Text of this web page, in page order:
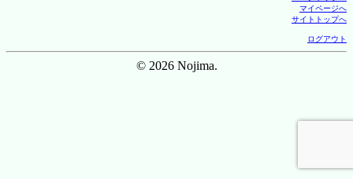
マイページへ
サイトトップへ
ログアウト
© 2026 Nojima.